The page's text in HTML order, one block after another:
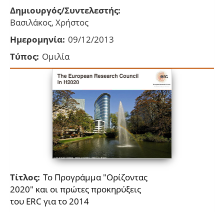
Δημιουργός/Συντελεστής:
Βασιλάκος, Χρήστος
Ημερομηνία: 09/12/2013
Τύπος: Ομιλία
Τίτλος: Το Προγράμμα "Ορίζοντας
2020" και οι πρώτες προκηρύξεις
του ERC για το 2014